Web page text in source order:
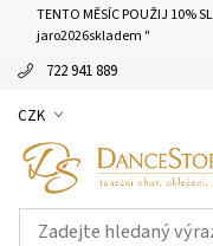
TENTO MĚSÍC POUŽIJ 10%
jaro2026skladem "
722 941 889
CZK